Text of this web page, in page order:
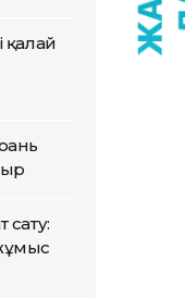
қалай
сату: